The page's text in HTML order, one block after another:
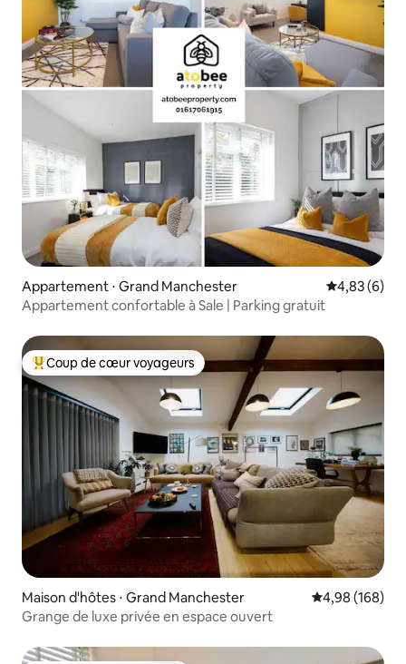
Appartement ⋅ Grand Manchester Évaluation
4,83 (6)
Appartement confortable à Sale | Parking gratuit
Coups de cœur voyageurs les plus appréciés
Coup de cœur voyageurs
Maison d'hôtes ⋅ Grand Manchester Évaluation
4,98 (168)
Grange de luxe privée en espace ouvert